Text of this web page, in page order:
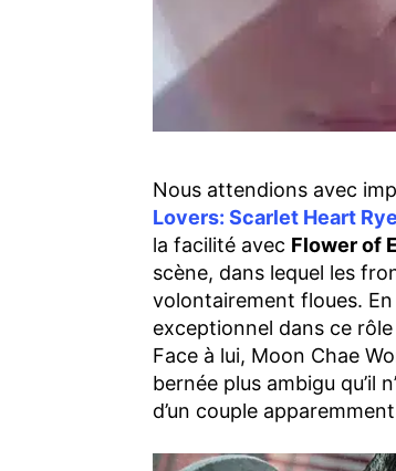
Nous attendions avec
Lovers: Scarlet Heart
la facilité avec Flower of
scène, dans lequel les
volontairement floues.
exceptionnel dans ce
Face à lui, Moon Chae
bernée plus ambigu qu’il
d’un couple